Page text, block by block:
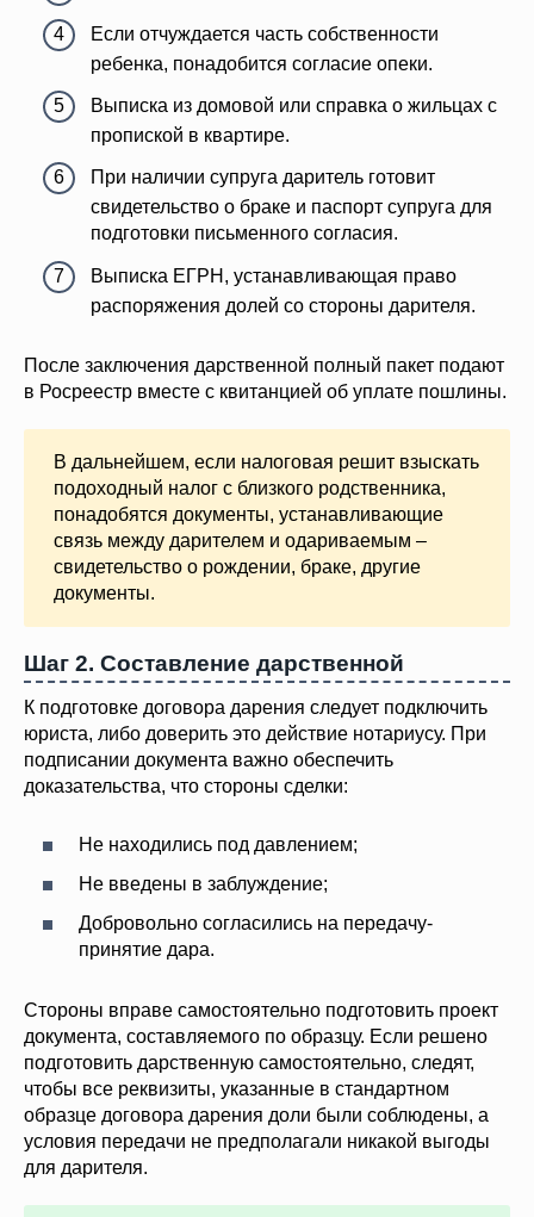
Если отчуждается часть собственности
ребенка, понадобится согласие опеки.
Выписка из домовой или справка о жильцах с
пропиской в квартире.
При наличии супруга даритель готовит
свидетельство о браке и паспорт супруга для
подготовки письменного согласия.
Выписка ЕГРН, устанавливающая право
распоряжения долей со стороны дарителя.
После заключения дарственной полный пакет подают
в Росреестр вместе с квитанцией об уплате пошлины.
В дальнейшем, если налоговая решит взыскать
подоходный налог с близкого родственника,
понадобятся документы, устанавливающие
связь между дарителем и одариваемым –
свидетельство о рождении, браке, другие
документы.
Шаг 2. Составление дарственной
К подготовке договора дарения следует подключить
юриста, либо доверить это действие нотариусу. При
подписании документа важно обеспечить
доказательства, что стороны сделки:
Не находились под давлением;
Не введены в заблуждение;
Добровольно согласились на передачу-
принятие дара.
Стороны вправе самостоятельно подготовить проект
документа, составляемого по образцу. Если решено
подготовить дарственную самостоятельно, следят,
чтобы все реквизиты, указанные в стандартном
образце договора дарения доли были соблюдены, а
условия передачи не предполагали никакой выгоды
для дарителя.